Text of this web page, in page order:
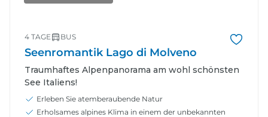
4 TAGE BUS
Seenromantik Lago di Molveno
Traumhaftes Alpenpanorama am wohl schönsten
See Italiens!
Erleben Sie atemberaubende Natur
Erholsames alpines Klima in einem der unbekannten